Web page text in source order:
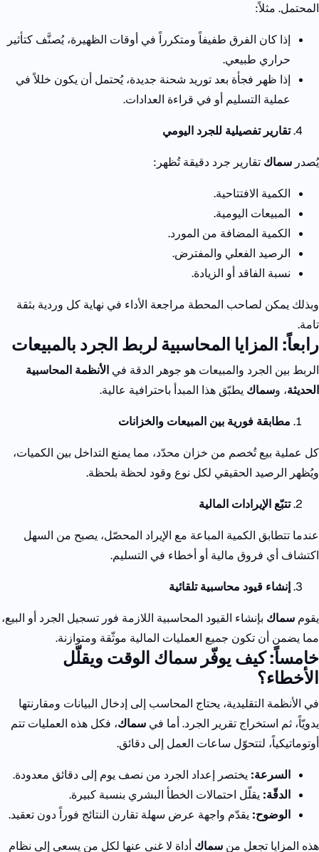
المحتمل. مثلاً:
إذا كان الفرق طفيفاً ومتكرراً في أوقات الظهيرة، يُصنَّف كتأثير
حراري طبيعي.
إذا ظهر فجأة بعد توريد شحنة جديدة، يُحتمل أن يكون خللاً في
عملية التسليم أو في قراءة العدادات.
تقارير تفصيلية للجرد اليومي
يُصدر سماك تقارير جرد دقيقة تُظهر:
الكمية الافتتاحية.
المبيعات اليومية.
الكمية المضافة من المورد.
الرصيد الفعلي والمفترض.
نسبة الفاقد أو الزيادة.
وبذلك يمكن لصاحب المحطة مراجعة الأداء في نهاية كل وردية بثقة
تامة.
رابعاً: المزايا المحاسبية لربط الجرد بالمبيعات
الربط بين الجرد والمبيعات هو جوهر الدقة في الأنظمة المحاسبية
الحديثة، وسماك يطبّق هذا المبدأ باحترافية عالية.
مطابقة فورية بين المبيعات والخزانات
كل عملية بيع تُخصم من خزان محدّد، مما يمنع التداخل بين الكميات،
ويُظهر الرصيد الحقيقي لكل نوع وقود لحظة بلحظة.
تتبّع الإيرادات المالية
عندما تتطابق الكمية المباعة مع الإيراد المحصّل، يصبح من السهل
اكتشاف أي فروق مالية أو أخطاء في التسليم.
إنشاء قيود محاسبية تلقائية
يقوم سماك بإنشاء القيود المحاسبية اللازمة فور تسجيل الجرد أو البيع،
مما يضمن أن تكون جميع العمليات المالية موثّقة ومتوازنة.
خامساً: كيف يوفّر سماك الوقت ويقلّل
الأخطاء؟
في الأنظمة التقليدية، يحتاج المحاسب إلى إدخال البيانات ومقارنتها
يدويّاً، ثم استخراج تقرير الجرد. أما في سماك، فكل هذه العمليات تتم
أوتوماتيكياً، لتتحوّل ساعات العمل إلى دقائق.
السرعة: يختصر إعداد الجرد من نصف يوم إلى دقائق معدودة.
الدقّة: يقلّل احتمالات الخطأ البشري بنسبة كبيرة.
الوضوح: يقدّم واجهة عرض سهلة تقارن النتائج فوراً دون تعقيد.
هذه المزايا تجعل من سماك أداة لا غنى عنها لكل من يسعى إلى نظام